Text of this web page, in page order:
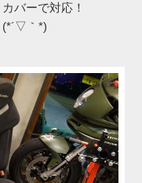
バーで対応！
(*´▽｀*)